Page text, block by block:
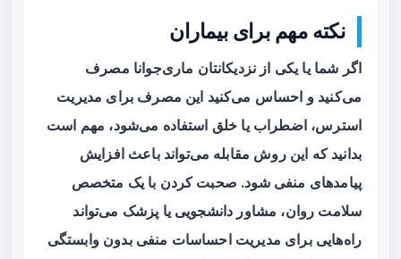
نکته مهم برای بیماران
اگر شما یا یکی از نزدیکانتان ماری‌جوانا مصرف
می‌کنید و احساس می‌کنید این مصرف برای مدیریت
استرس، اضطراب یا خلق استفاده می‌شود، مهم است
بدانید که این روش مقابله می‌تواند باعث افزایش
پیامدهای منفی شود. صحبت کردن با یک متخصص
سلامت روان، مشاور دانشجویی یا پزشک می‌تواند
راه‌هایی برای مدیریت احساسات منفی بدون وابستگی